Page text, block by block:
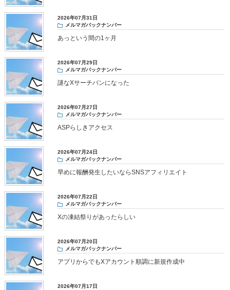
2026年07月31日
メルマガバックナンバー
あっという間の1ヶ月
2026年07月29日
メルマガバックナンバー
謎なXサーチバンになった
2026年07月27日
メルマガバックナンバー
ASPらしきアクセス
2026年07月24日
メルマガバックナンバー
早めに報酬発生したいならSNSアフィリエイト
2026年07月22日
メルマガバックナンバー
Xの凍結祭りがあったらしい
2026年07月20日
メルマガバックナンバー
アプリからでもXアカウント順調に新規作成中
2026年07月17日